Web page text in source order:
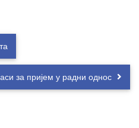
за пријем у радни однос